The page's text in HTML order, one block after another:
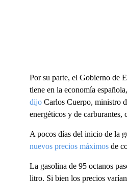
Por su parte, el Gobierno de
tiene en la economía
dijoCarlos Cuerpo, ministro
energéticos y de carburantes,
A pocos días del inicio de la
nuevos precios máximosde
La gasolina de 95 octanos
litro. Si bien los precios